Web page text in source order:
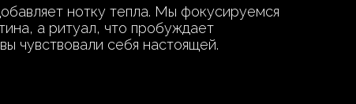
нотку тепла. Мы фокусируемся
а ритуал, что пробуждает
чувствовали себя настоящей.